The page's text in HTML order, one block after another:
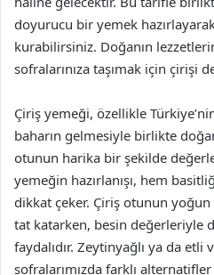
doyurucu bir yemek
kurabilirsiniz. Doğanın
sofralarınıza taşımak için çirişi
Çiriş yemeği, özellikle
baharın gelmesiyle birlikte
otunun harika bir şekilde
yemeğin hazırlanışı, hem
dikkat çeker. Çiriş otunun yoğun
tat katarken, besin değerleriyle
faydalıdır. Zeytinyağlı ya da etli
sofralarımızda farklı alternatifler